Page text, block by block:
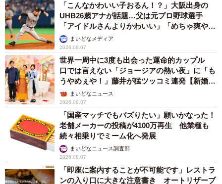
「こんなかわいい子おるん！？」大阪出身の
UHB26歳アナが話題…父は元プロ野球選手
「アイドルさんよりかわいい」「めちゃ爽や
か」まいどなメディア
2026.08.07
世界一周中に3度も出会った運命的カップル
口では言えない「ジョージアの熱い夜」に「も
うやめぇや！」藤井が猛ツッコミ連発【新婚さ
ん】まいどなニュース
2026.08.07
「国産マッチでもバズりたい」願いかなった！
老舗メーカーの投稿が4100万再生 他業種も
続々相乗りでミーム化へ発展
まいどなニュース調査部
2026.08.07
「即座に案内することが不可能です」レストラ
ンの入り口に大きな注意書き オートリザーブ